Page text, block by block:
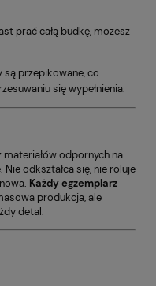
prać całą budkę, możesz
przepikowane, co
się wypełnienia.
materiałów odpornych na
odkształca się, nie roluje
Każdy egzemplarz
produkcja, ale
detal.